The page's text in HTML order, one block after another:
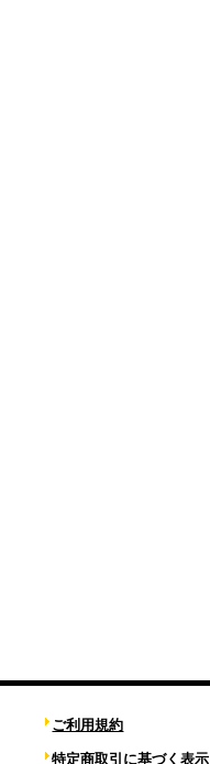
ご利用規約
特定商取引に基づく表示